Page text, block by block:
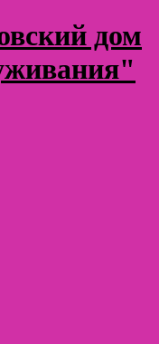
дом